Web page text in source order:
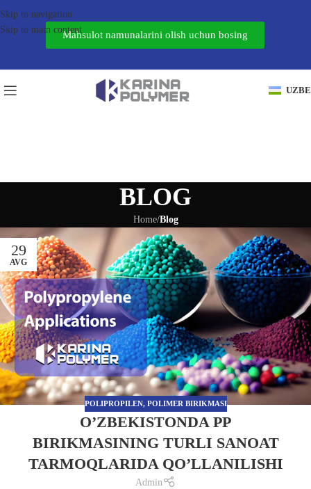
Skip to navigation
Skip to main contentMahsulot namunalarini olish uchun bosing
BLOG
Home/Blog
29
AVG
POLIPROPILEN, POLIMER BIRIKMASI
O’ZBEKISTONDA PP
BIRIKMASINING TURLI SANOAT
TARMOQLARIDA QO’LLANILISHI
Admin